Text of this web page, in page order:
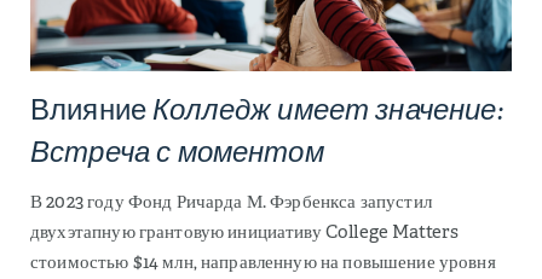
ВлияниеКолледж имеет значение:
Встреча с моментом
В 2023 году Фонд Ричарда М. Фэрбенкса запустил
двухэтапную грантовую инициативу College Matters
стоимостью $14 млн, направленную на повышение уровня